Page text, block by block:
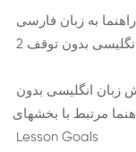
Lesson Goals